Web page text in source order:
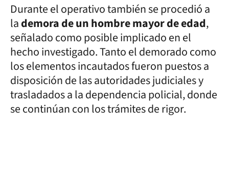
Durante el operativo también se procedió a
lademora de un hombre mayor de edad,
señalado como posible implicado en el
hecho investigado. Tanto el demorado como
los elementos incautados fueron puestos a
disposición de las autoridades judiciales y
trasladados a la dependencia policial, donde
se continúan con los trámites de rigor.